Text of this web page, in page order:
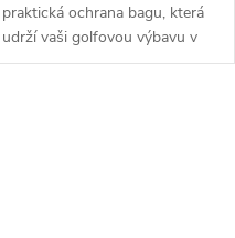
praktická ochrana bagu, která
udrží vaši golfovou výbavu v
bezpečí a suchu při přepravě na